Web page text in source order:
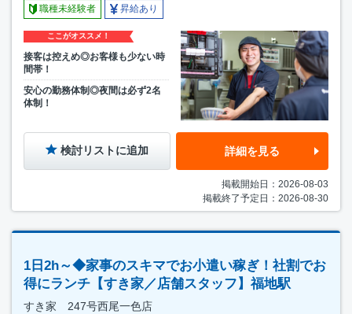
職種未経験者 昇給あり
ここがオススメ！
接客は控えめ◎お客様も少ない時
間帯！
安心の勤務体制◎夜間は必ず2名
体制！
検討リストに追加 詳細を見る
掲載開始日：2026-08-03
掲載終了予定日：2026-08-30
1日2h～◆家事のスキマでお小遣い稼ぎ！社割でお
得にランチ【すき家／店舗スタッフ】福地駅
すき家 247号西尾一色店